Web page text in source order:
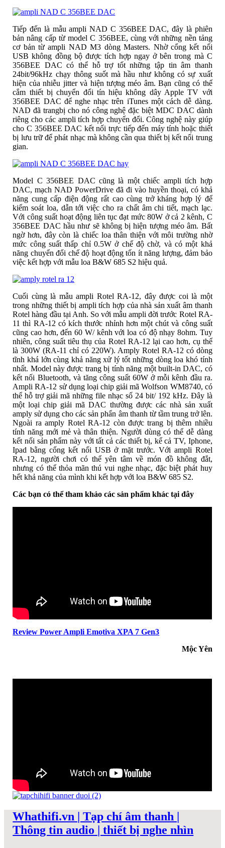
Tiếp đến là mẫu ampli NAD C 356BEE DAC, đây là phiên
bản nâng cấp từ model C 356BEE, cùng với những nền tảng
cơ bản từ ampli NAD M3 dòng Masters. Nhờ cổng kết nối
USB không đồng bộ được tích hợp ngay ở bên trong mà C
356BEE DAC có thể hỗ trợ tốt những tập tin âm thanh
24bit/96kHz chạy thông suốt mà hầu như không có sự xuất
hiện của nhiễu jitter và hiện tượng méo âm. Bạn cũng có thể
cắm thiết bị chuyển đổi tín hiệu không dây Apple TV với
356BEE DAC để nghe nhạc trên iTunes một cách dễ dàng.
NAD đã trangbị cho nó công nghệ đặc biệt MDC DAC dành
riêng cho các ampli tích hợp chuyển đổi. Công nghệ này giúp
cho C 356BEE DAC kết nối trực tiếp đến máy tính hoặc thiết
bị lưu trữ để phát nhạc mà không cần qua thiết bị kết nối trung
gian.
Model C 356BEE DAC cũng là một chiếc ampli tích hợp
DAC, mạch NAD PowerDrive đã đi vào huyền thoại, có khả
năng cung cấp điện động rất cao cùng trở kháng hợp lý để
kiểm soát loa, dẫn tới việc cho ra chất âm chi tiết, mạch lạc.
Với công suất hoạt động liên tục đạt mức 80W ở cả 2 kênh, C
356BEE DAC hầu như sẽ không bị hiện tượng méo âm. Bất
ngờ hơn, đây còn là chiếc loa thân thiện với môi trường nhờ
mức công suất thấp chỉ 0.5W ở chế độ chờ, và có một khả
năng chuyển đổi chế độ hoạt động tốn ít năng lượng, đảm bảo
việc kết hợp với mẫu loa B&W 685 S2 hiệu quả.
Cuối cùng là mẫu ampli Rotel RA-12, đây được coi là một
trong những thiết bị ampli tích hợp của nhà sản xuất âm thanh
Rotel hàng đầu tại Anh. So với mẫu ampli đời trước Rotel RA-
11 thì RA-12 có kích thước nhỉnh hơn một chút và công suất
cũng cao hơn, đến 60 W/ kênh với loa có độ nhạy 8ohm. Tuy
nhiên, công suất tiêu thụ của Rotel RA-12 lại cao hơn, cụ thể
là 300W (RA-11 chỉ có 220W). Amply Rotel RA-12 có dòng
tĩnh khá lớn cùng khả năng xử lý tốt những dòng loa khó tính
nhất. Model này được trang bị tính năng một built-in DAC, có
kết nối Bluetooth, và tăng công suất 60W ở mỗi kênh đầu ra.
Ampli RA-12 sử dụng loại chip giải mã Wolfson WM8740, có
thể hỗ trợ giải mã những file nhạc số 24 bit/ 192 kHz. Đây là
một loại chip giải mã DAC thường được các nhà sản xuất
amply sử dụng cho các sản phẩn âm thanh từ tầm trung trở lên.
Ngoài ra amply Rotel RA-12 còn được trang bị thêm nhiều
tính năng mới mẻ và thân thiện. Người dùng có thể dễ dàng
kết nối sản phẩm này với tất cả các thiết bị, kể cả TV, Iphone,
Ipad bằng cổng kết nối USB ở mặt trước. Với ampli Rotel
RA-12, người chơi có thể yên tâm về món đồ không đắt,
nhưng có thể thỏa mãn thú vui nghe nhạc, đặc biệt phát huy
hết khả năng của mình khi kết hợp với loa B&W 685 S2.
Các bạn có thể tham khảo các sản phẩm khác tại đây
Review Power Ampli Emotiva XPA 7 Gen3
Mộc Yên
Whathifi.vn | Tạp chí âm thanh |
Thông tin audio | thiết bị nghe nhìn